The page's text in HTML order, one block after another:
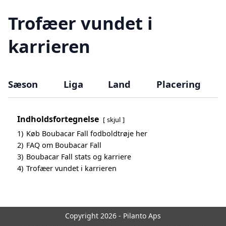
Trofæer vundet i
karrieren
Sæson Liga Land Placering
Indholdsfortegnelse skjul
1) Køb Boubacar Fall fodboldtrøje her
2) FAQ om Boubacar Fall
3) Boubacar Fall stats og karriere
4) Trofæer vundet i karrieren
Copyright 2026 - Pilanto Aps